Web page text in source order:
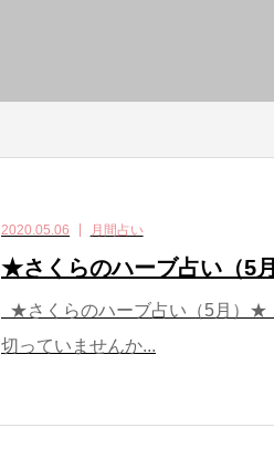
2020.05.06 月間占い
★さくらのハーブ占い（5
★さくらのハーブ占い（5月）
切っていませんか...